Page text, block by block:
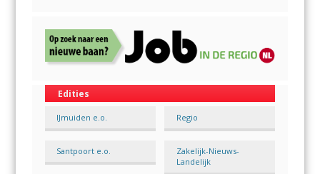
Edities
IJmuiden e.o. Regio
Santpoort e.o.
Zakelijk-Nieuws-
Landelijk